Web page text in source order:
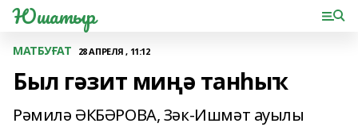
Юшатыр
МАТБУҒАТ 28 АПРЕЛЯ , 11:12
Был гәзит миңә танһыҡ
Рәмилә ӘКБӘРОВА, Зәк-Ишмәт ауылы